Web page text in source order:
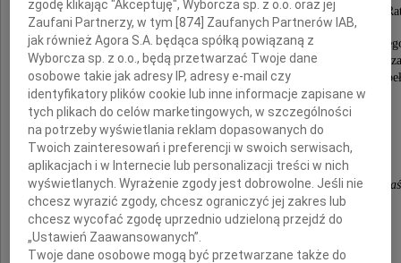
Przewodniczący Rady Morskiej Służby Poszukiwania i
Z głębokim żalem żegnamy Człowieka
otwartego na współpracę, wspaniałego
Odszedł na wieczną wachtę tak niespodziewanie, w
Wielu zamierzeń nie zdążył zrealizować.
przedstawiciele Komendanta Głównego
Państwowej Straży Pożarnej w Radzie SAR
st. bryg. Tomasz Gartowski, st. kpt. Leszek Tanaś
zgodę klikając "Akceptuję", Wyborcza sp. z o.o. oraz jej
Zaufani Partnerzy, w tym [874] Zaufanych Partnerów IAB,
jak również Agora S.A. będąca spółką powiązaną z
Wyborcza sp. z o.o., będą przetwarzać Twoje dane
osobowe takie jak adresy IP, adresy e-mail czy
identyfikatory plików cookie lub inne informacje zapisane w
tych plikach do celów marketingowych, w szczególności
na potrzeby wyświetlania reklam dopasowanych do
Twoich zainteresowań i preferencji w swoich serwisach,
aplikacjach i w Internecie lub personalizacji treści w nich
wyświetlanych. Wyrażenie zgody jest dobrowolne. Jeśli nie
chcesz wyrazić zgody, chcesz ograniczyć jej zakres lub
chcesz wycofać zgodę uprzednio udzieloną przejdź do
„Ustawień Zaawansowanych”.
Twoje dane osobowe mogą być przetwarzane także do